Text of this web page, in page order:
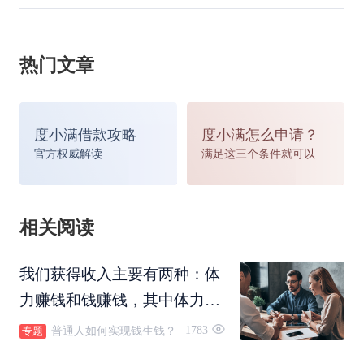
热门文章
度小满借款攻略
官方权威解读
度小满怎么申请？
满足这三个条件就可以
相关阅读
我们获得收入主要有两种：体
力赚钱和钱赚钱，其中体力赚
钱我们都很熟悉，那么决定我
专题 普通人如何实现钱生钱？ 1783